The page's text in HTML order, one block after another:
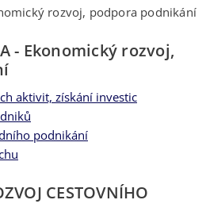
rozvoj, podpora podnikání
- Ekonomický rozvoj,
aktivit, získání investic
podnikání
CESTOVNÍHO